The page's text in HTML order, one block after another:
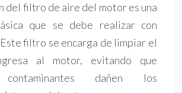
del filtro de aire del motor es una
que se debe realizar con
filtro se encarga de limpiar el
al motor, evitando que
contaminantes dañen los